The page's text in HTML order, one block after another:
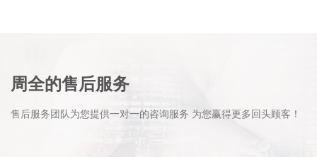
周全的售后服务
售后服务团队为您提供一对一的咨询服务 为您赢得更多回头顾客！